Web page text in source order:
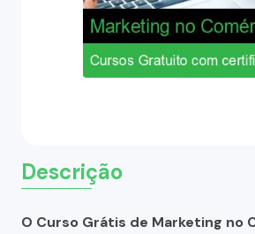
Descrição
O Curso Grátis de Marketing no